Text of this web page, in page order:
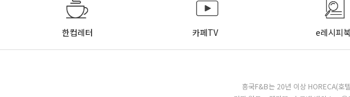
한컵레터 카페TV e레시피
흥국F&B는 20년 이상 HORECA(호